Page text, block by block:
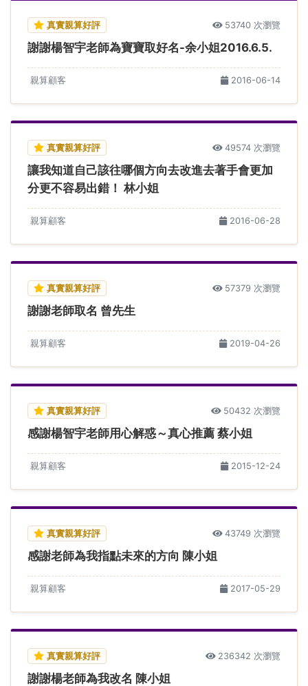
真實親算好評 53740 次瀏覽
謝謝楊智宇老師為寶寶取好名-余小姐2016.6.5.
親算顧客 2016-06-14
真實親算好評 49574 次瀏覽
讓我知道自己該往哪個方向去改進去著手會更加
分更不容易出錯！ 林小姐
親算顧客 2016-06-28
真實親算好評 57379 次瀏覽
謝謝老師取名 曾先生
親算顧客 2019-04-26
真實親算好評 50432 次瀏覽
感謝楊智宇老師用心解惑～真心推薦 蔡小姐
親算顧客 2015-12-24
真實親算好評 43749 次瀏覽
感謝老師為我指點未來的方向 陳小姐
親算顧客 2017-05-29
真實親算好評 236342 次瀏覽
謝謝楊老師為我改名 陳小姐